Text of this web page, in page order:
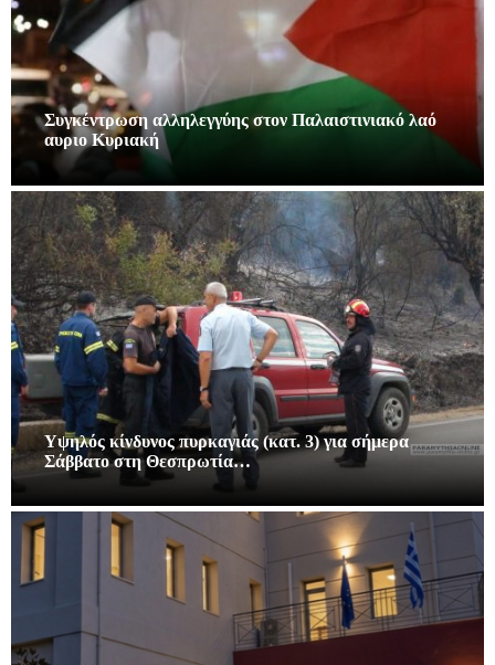
Συγκέντρωση αλληλεγγύης στον Παλαιστινιακό λαό
αυριο Κυριακή
Υψηλός κίνδυνος πυρκαγιάς (κατ. 3) για σήμερα
Σάββατο στη Θεσπρωτία…